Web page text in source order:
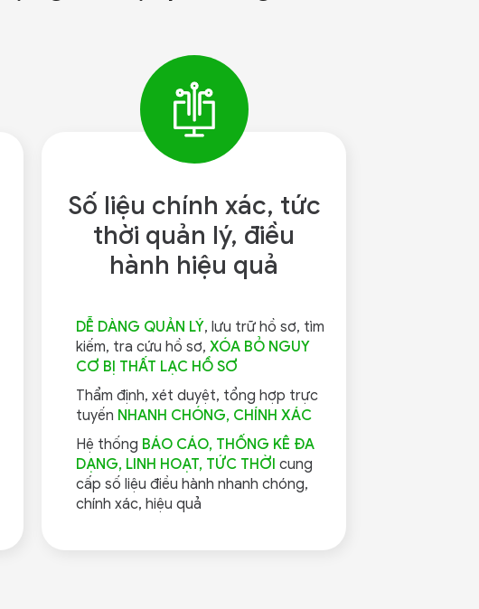
Số liệu chính xác, tức
thời quản lý, điều
hành hiệu quả
DỄ DÀNG QUẢN LÝ, lưu trữ hồ sơ, tìm
kiếm, tra cứu hồ sơ,XÓA BỎ NGUY
CƠ BỊ THẤT LẠC HỒ SƠ
Thẩm định, xét duyệt, tổng hợp trực
tuyến NHANH CHÓNG, CHÍNH XÁC
Hệ thống BÁO CÁO, THỐNG KÊ ĐA
DẠNG, LINH HOẠT, TỨC THỜI cung
cấp số liệu điều hành nhanh chóng,
chính xác, hiệu quả